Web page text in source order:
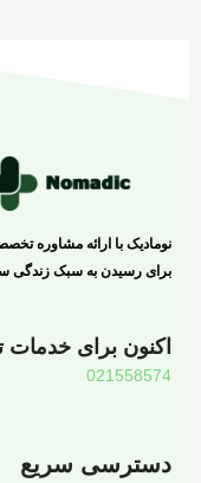
نومادیک با ارائه مشاوره
برای رسیدن به سبک زندگی
اکنون برای خدمات
021558574
دسترسی سریع